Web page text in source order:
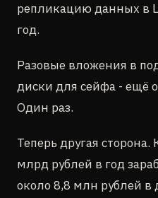
репликацию данных в
год.
Разовые вложения в
диски для сейфа - ещё
Один раз.
Теперь другая
млрд рублей в год
около 8,8 млн рублей в